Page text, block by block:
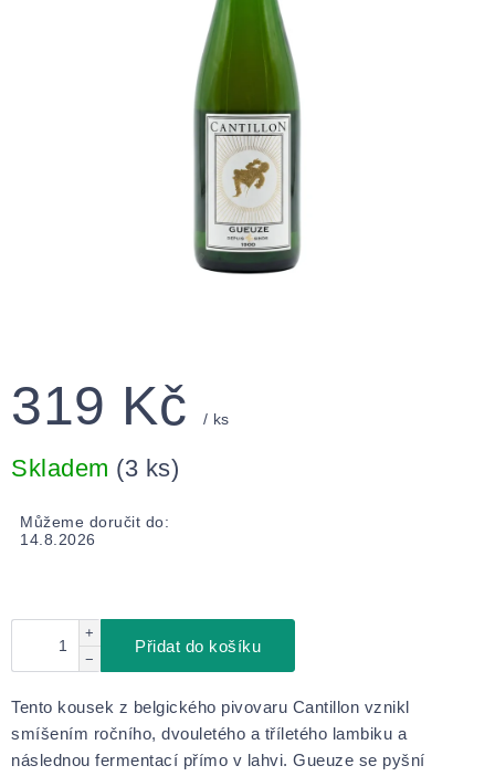
319 Kč / ks
cena:
Skladem (3 ks)
Můžeme doručit do:
14.8.2026
+
−
Přidat do košíku
Tento kousek z belgického pivovaru Cantillon vznikl
smíšením ročního, dvouletého a tříletého lambiku a
následnou fermentací přímo v lahvi. Gueuze se pyšní